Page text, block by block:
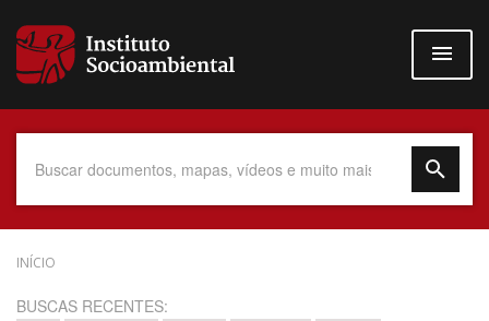
para
conteúdo
Data do Documento
INÍCIO
BUSCAS RECENTES: